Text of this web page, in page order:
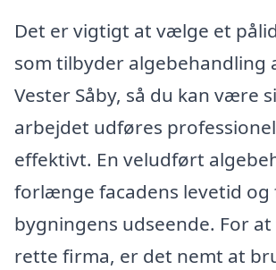
Det er vigtigt at vælge et
som tilbyder algebehandling
Vester Såby, så du kan være
arbejdet udføres
effektivt. En veludført
forlænge facadens levetid
bygningens udseende. For
rette firma, er det nemt at